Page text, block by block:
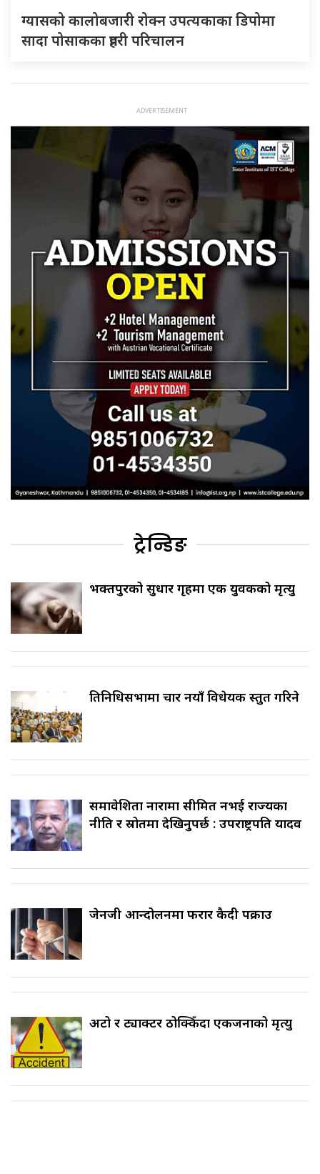
ग्यासको कालोबजारी रोक्न उपत्यकाका डिपोमा
सादा पोसाकका प्रहरी परिचालन
ट्रेन्डिङ
भक्तपुरको सुधार गृहमा एक युवकको मृत्यु
प्रतिनिधिसभामा चार नयाँ विधेयक प्रस्तुत गरिने
समावेशिता नारामा सीमित नभई राज्यका
नीति र स्रोतमा देखिनुपर्छ : उपराष्ट्रपति यादव
जेनजी आन्दोलनमा फरार कैदी पक्राउ
अटो र ट्याक्टर ठोक्किँदा एकजनाको मृत्यु